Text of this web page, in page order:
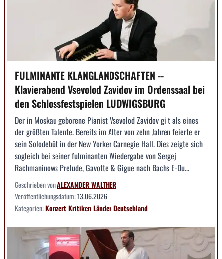
FULMINANTE KLANGLANDSCHAFTEN --
Klavierabend Vsevolod Zavidov im Ordenssaal bei
den Schlossfestspielen LUDWIGSBURG
Der in Moskau geborene Pianist Vsevolod Zavidov gilt als eines
der größten Talente. Bereits im Alter von zehn Jahren feierte er
sein Solodebüt in der New Yorker Carnegie Hall. Dies zeigte sich
sogleich bei seiner fulminanten Wiedergabe von Sergej
Rachmaninows Prelude, Gavotte & Gigue nach Bachs E-Du...
Geschrieben vonALEXANDER WALTHER
Veröffentlichungsdatum:13.06.2026
Kategorien:KonzertKritikenLänderDeutschland